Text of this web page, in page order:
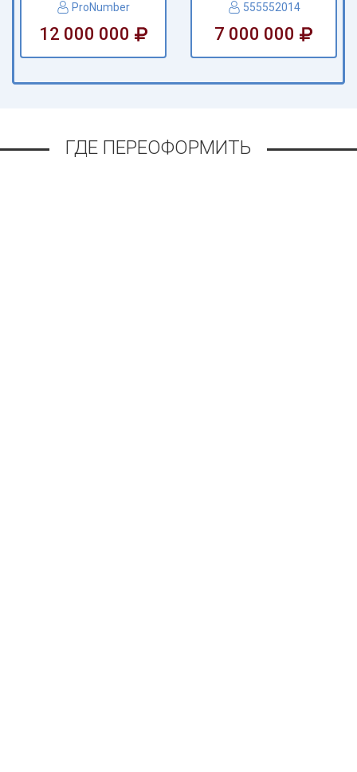
ProNumber
12 000 000
555552014
7 000 000
ГДЕ ПЕРЕОФОРМИТЬ